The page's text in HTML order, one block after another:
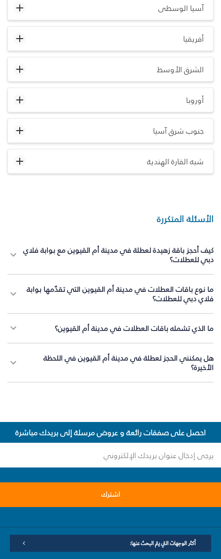
آسيا الوسطى
أفريقيا
الشرق الأوسط
أوروبا
جنوب شرق آسيا
شبه القارة الهندية
الأسئلة المتكررة
كيف أحجز باقة زهيدة لعطلة في مدينة أم القيوين مع بوابة فلاي
دبي للعطلات؟
ما نوع باقات العطلات في مدينة أم القيوين التي تقدّمها بوابة
فلاي دبي للعطلات؟
ما الذي تشمله باقات العطلات في مدينة أم القيوين؟
هل يمكنني الحجز لعطلة في مدينة أم القيوين في اللحظة
الأخيرة؟
احصل على صفقات رائعة و عروض مرسلة إلى بريدك مباشرة
اشترك
أكثر الوجهات التي يتم البحث عنها: